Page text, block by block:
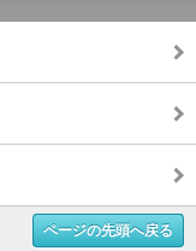
ページの先頭へ戻る